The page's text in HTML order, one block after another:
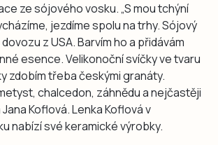
ze sójového vosku. „S mou tchýní
jezdíme spolu na trhy. Sójový
z USA. Barvím ho a přidávám
esence. Velikonoční svíčky ve tvaru
zdobím třeba českými granáty.
chalcedon, záhnědu a nejčastěji
Koflová. Lenka Koflová v
nabízí své keramické výrobky.